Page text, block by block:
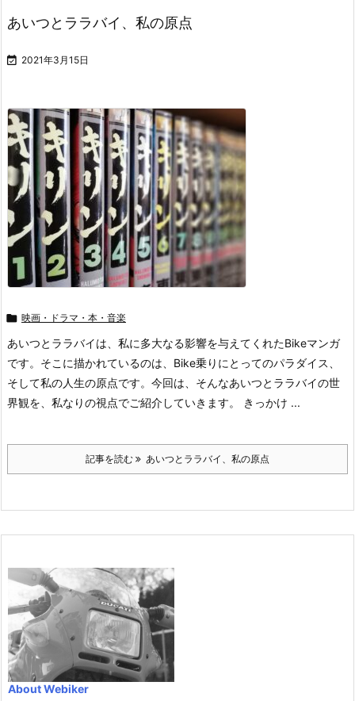
あいつとララバイ、私の原点
 2021年3月15日
 映画・ドラマ・本・音楽
あいつとララバイは、私に多大なる影響を与えてくれたBikeマンガ
です。そこに描かれているのは、Bike乗りにとってのパラダイス、
そして私の人生の原点です。今回は、そんなあいつとララバイの世
界観を、私なりの視点でご紹介していきます。 きっかけ ...
記事を読む あいつとララバイ、私の原点
About Webiker